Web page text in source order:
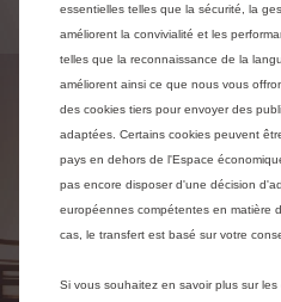
essentielles telles que la sécurité, la
améliorent la convivialité et les
telles que la reconnaissance de la
améliorent ainsi ce que nous vous
des cookies tiers pour envoyer des
adaptées. Certains cookies peuvent
pays en dehors de l'Espace
pas encore disposer d'une décision
européennes compétentes en matière
cas, le transfert est basé sur votre
Si vous souhaitez en savoir plus sur